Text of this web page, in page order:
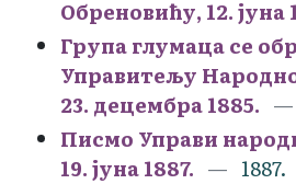
Обреновићу, 12. јуна
Група глумаца се
Управитељу
23. децембра 1885.
Писмо Управи
19. јуна 1887.
1887.